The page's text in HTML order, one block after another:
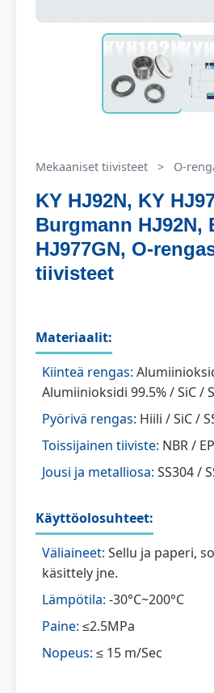
Mekaaniset tiivisteet > O-
KY HJ92N, KY
Burgmann HJ92N,
HJ977GN, O-
tiivisteet
Materiaalit:
Kiinteä rengas:
Alumiinioksidi 99.5% / SiC /
Pyörivä rengas: Hiili / SiC /
Toissijainen tiiviste: NBR /
Jousi ja metalliosa: SS304 /
Käyttöolosuhteet:
Väliaineet: Sellu ja paperi,
käsittely jne.
Lämpötila: -30°C~200°C
Paine: ≤2.5MPa
Nopeus: ≤ 15 m/Sec